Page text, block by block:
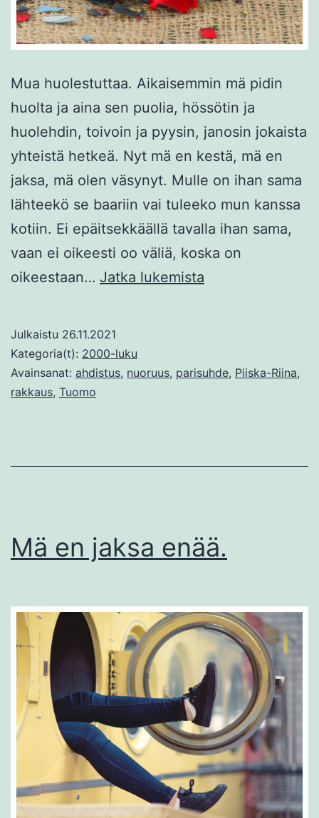
Mua huolestuttaa. Aikaisemmin mä pidin
huolta ja aina sen puolia, hössötin ja
huolehdin, toivoin ja pyysin, janosin jokaista
yhteistä hetkeä. Nyt mä en kestä, mä en
jaksa, mä olen väsynyt. Mulle on ihan sama
lähteekö se baariin vai tuleeko mun kanssa
kotiin. Ei epäitsekkäällä tavalla ihan sama,
vaan ei oikeesti oo väliä, koska on
oikeestaan… Jatka lukemista
viha
Julkaistu 26.11.2021
Kategoria(t): 2000-luku
Avainsanat: ahdistus, nuoruus, parisuhde, Piiska-Riina,
rakkaus, Tuomo
Mä en jaksa enää.